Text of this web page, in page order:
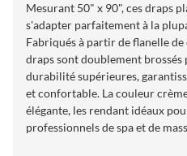
Mesurant 50" x 90", ces draps
s'adapter parfaitement à la
Fabriqués à partir de flanelle
draps sont doublement
durabilité supérieures,
et confortable. La couleur
élégante, les rendant idéaux
professionnels de spa et de